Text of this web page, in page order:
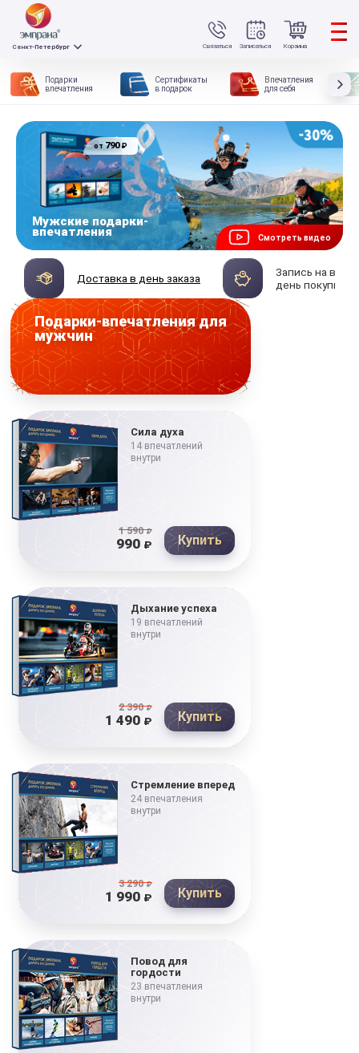
Связаться
Санкт-Петербург Записаться Корзина
Подарки
впечатления
Сертификаты
в подарок
Впечатления
для себя
Смотреть видео
от790₽
Мужские подарки-
впечатления
Доставка в день заказа
Запись на
день покупки
Подарки-впечатления для
мужчин
Сила духа
14 впечатлений
внутри
1 590₽
990 ₽ Купить
Дыхание успеха
19 впечатлений
внутри
2 390₽
1 490 ₽ Купить
Стремление вперед
24 впечатления
внутри
3 290₽
1 990 ₽ Купить
Повод для
гордости
23 впечатления
внутри